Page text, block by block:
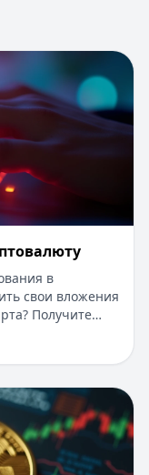
в
в
свои вложения
Получите
минут без
первый займ
поступят на